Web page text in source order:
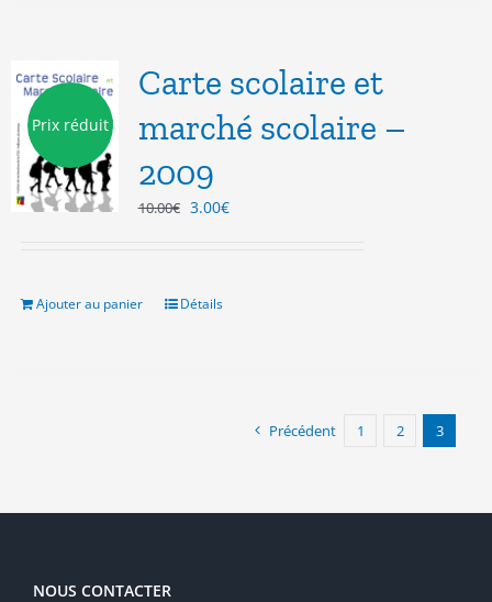
Prix réduit
Carte scolaire et
marché scolaire –
2009
10.00€ Le
10.00€.
3.00€Le
Ajouter au panier Détails
Précédent 1 2 3
NOUS CONTACTER